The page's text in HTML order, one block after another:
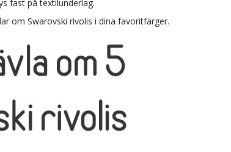
fast på textilunderlag.
om Swarovski rivolis i dina favoritfärger.